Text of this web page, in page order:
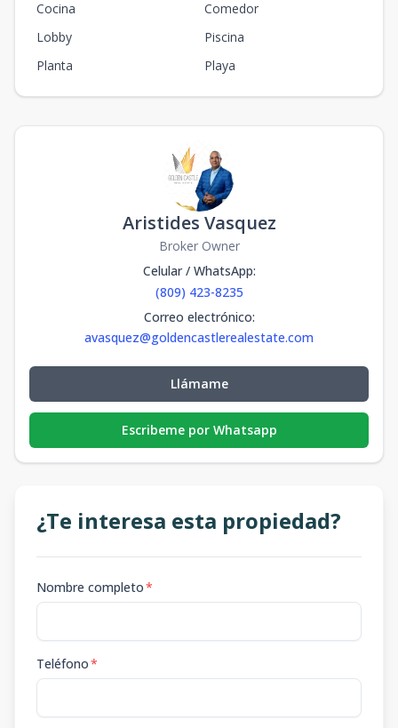
Cocina
Comedor
Lobby
Piscina
Planta
Playa
Aristides Vasquez
Broker Owner
Celular / WhatsApp:
(809) 423-8235
Correo electrónico:
avasquez@goldencastlerealestate.com
Llámame
Escribeme por Whatsapp
¿Te interesa esta propiedad?
Nombre completo*
Teléfono*